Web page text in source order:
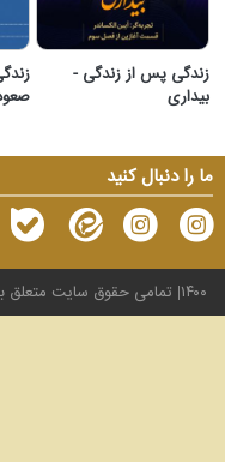
زندگی پس از زندگی -
بیداری
ما را دنبال کنید
۱۴۰۰ تمامی حقوق سایت متعلق